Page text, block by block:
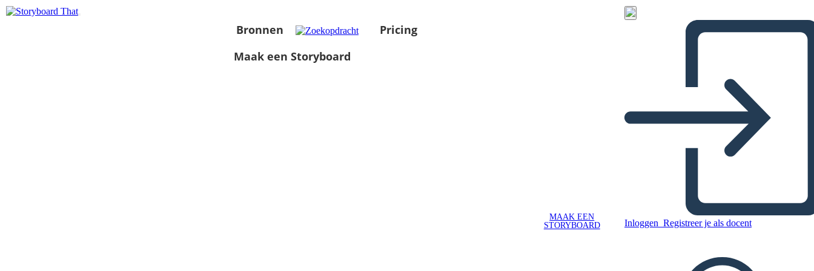
Bronnen
Pricing
Maak een Storyboard
MAAK EEN
STORYBOARD
Inloggen Registreer je als docent